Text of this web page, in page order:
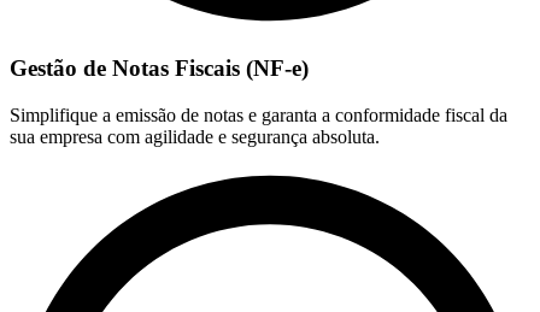
Gestão de Notas Fiscais (NF-e)
Simplifique a emissão de notas e garanta a conformidade fiscal da
sua empresa com agilidade e segurança absoluta.